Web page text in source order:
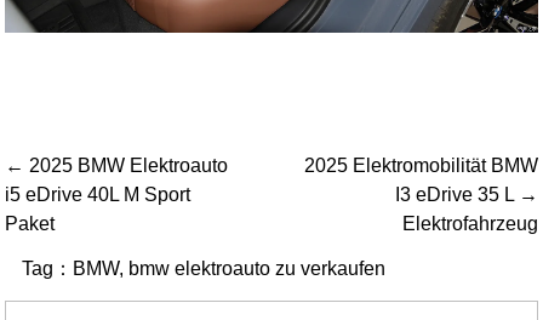
← 2025 BMW Elektroauto
i5 eDrive 40L M Sport
Paket
2025 Elektromobilität BMW
I3 eDrive 35 L →
Elektrofahrzeug
Tag： BMW, bmw elektroauto zu verkaufen